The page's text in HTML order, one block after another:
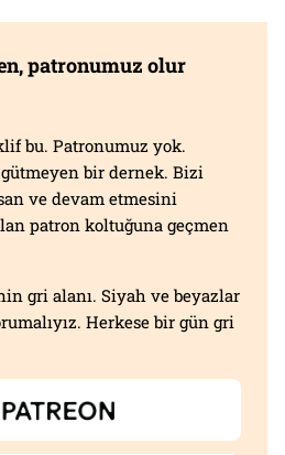
patronumuz olur
bu. Patronumuz yok.
bir dernek. Bizi
ve devam etmesini
patron koltuğuna geçmen
gri alanı. Siyah ve beyazlar
Herkese bir gün gri